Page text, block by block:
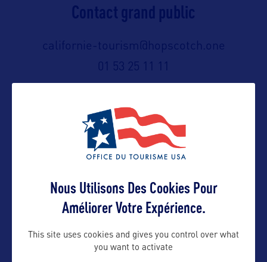
Contact grand public
californie-tourism@hopscotch.one
01 53 25 11 11
Suivre
Nous Utilisons Des Cookies Pour
Améliorer Votre Expérience.
This site uses cookies and gives you control over what
you want to activate